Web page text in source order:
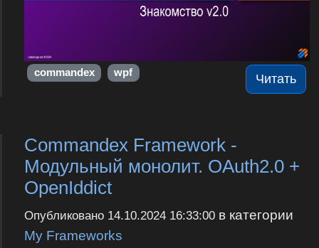
Читать
commandex wpf
Commandex Framework -
Модульный монолит. OAuth2.0 +
OpenIddict
Опубликовано 14.10.2024 16:33:00в категории
My Frameworks